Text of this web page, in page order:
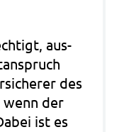
aus­
des
wenn der
ist es